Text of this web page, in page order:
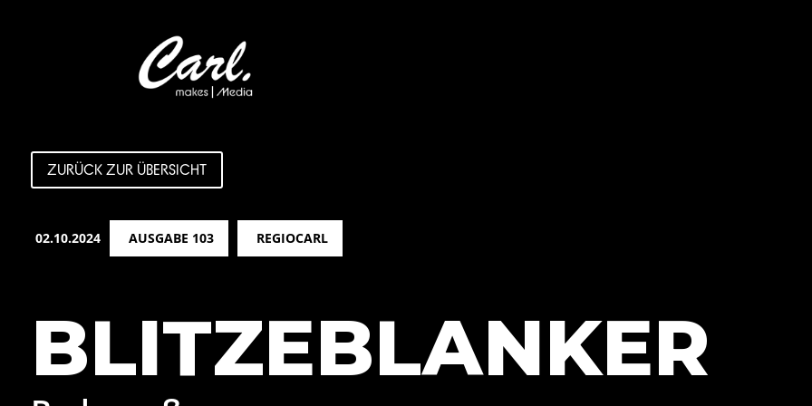
ZURÜCK ZUR ÜBERSICHT
02.10.2024 AUSGABE 103 REGIOCARL
BLITZEBLANKER